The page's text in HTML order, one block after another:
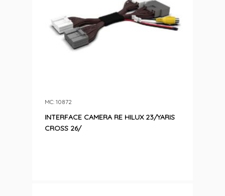
INTERFACE CAMERA RE HILUX 23/YARIS
CROSS 26/
MC: 10872